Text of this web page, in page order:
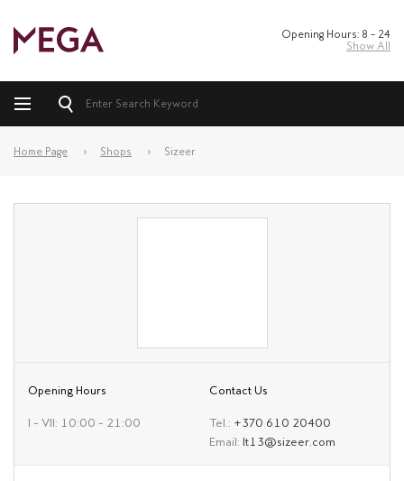
Opening Hours: 8 – 24
Show All
Home Page Shops Sizeer
Opening Hours
I – VII: 10:00 – 21:00
Contact Us
Tel.: +370 610 20400
Email: lt13@sizeer.com